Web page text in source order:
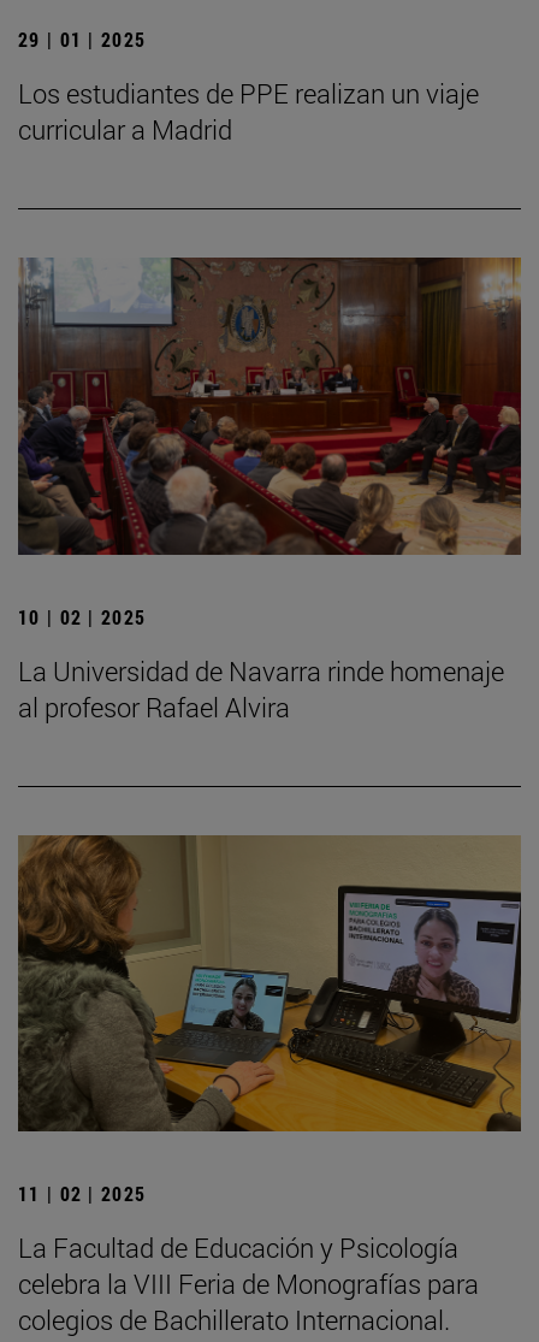
29 | 01 | 2025
Los estudiantes de PPE realizan un viaje
curricular a Madrid
10 | 02 | 2025
La Universidad de Navarra rinde homenaje
al profesor Rafael Alvira
11 | 02 | 2025
La Facultad de Educación y Psicología
celebra la VIII Feria de Monografías para
colegios de Bachillerato Internacional.